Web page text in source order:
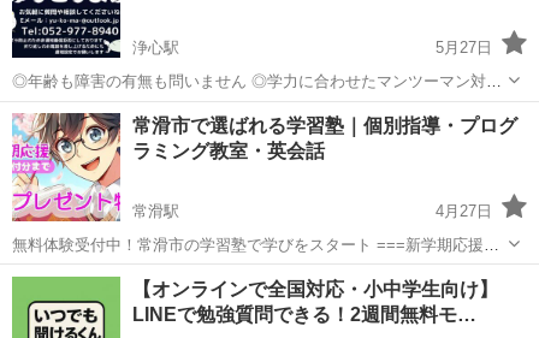
浄心駅
5月27日
◎年齢も障害の有無も問いません ◎学力に合わせたマンツーマン対面
授業 ◎1コマの授業時間は70分間ですが、複数教科であっという間に
終わります ◎単発の追加授業など対応してます ◎読書感想文、リコー
ダー、書写、絵画など...
愛知 名古屋市 浄心駅 クラス
常滑市で選ばれる学習塾｜個別指導・プログ
ラミング教室・英会話
常滑駅
4月27日
無料体験受付中！常滑市の学習塾で学びをスタート ===新学期応援！
３大特典=== 1. 下のフォームより2025/5月末までに無料体験申込をし
て、実際に無料体験いただいた方限定、無料体験初日に図書カードプ
レゼント！ ...
愛知 常滑市 無料
【オンラインで全国対応・小中学生向け】
LINEで勉強質問できる！2週間無料モ…